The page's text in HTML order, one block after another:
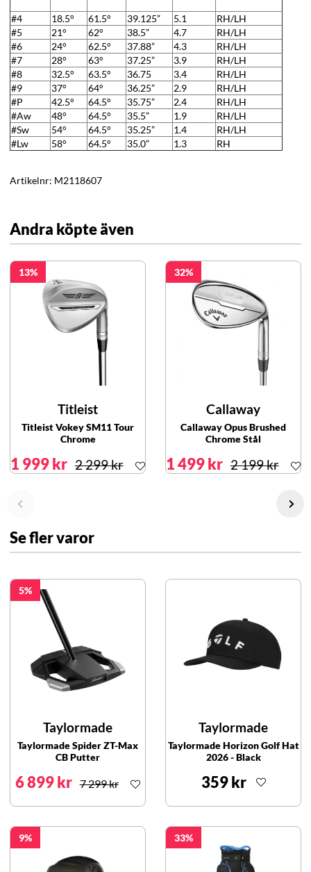
#4
18.5° 61.5° 39.125” 5.1
RH/LH
#5
21° 62° 38.5” 4.7
RH/LH
#6
24° 62.5° 37.88” 4.3
RH/LH
#7
28° 63° 37.25” 3.9
RH/LH
#8
32.5° 63.5° 36.75 3.4
RH/LH
#9
37° 64° 36.25” 2.9
RH/LH
#P
42.5° 64.5° 35.75” 2.4
RH/LH
#Aw
48° 64.5° 35.5” 1.9
RH/LH
#Sw
54° 64.5° 35.25” 1.4
RH/LH
#Lw
58° 64.5° 35.0” 1.3 RH
Artikelnr: M2118607
Andra köpte även
13
Titleist
Titleist Vokey SM11 Tour
Chrome
1 999 kr 2 299 kr
32
Callaway
Callaway Opus Brushed
Chrome Stål
1 499 kr 2 199 kr
Se fler varor
5
Taylormade
Taylormade Spider ZT-Max
CB Putter
6 899 kr 7 299 kr
Taylormade
Taylormade Horizon Golf Hat
2026 - Black
359 kr
9 33